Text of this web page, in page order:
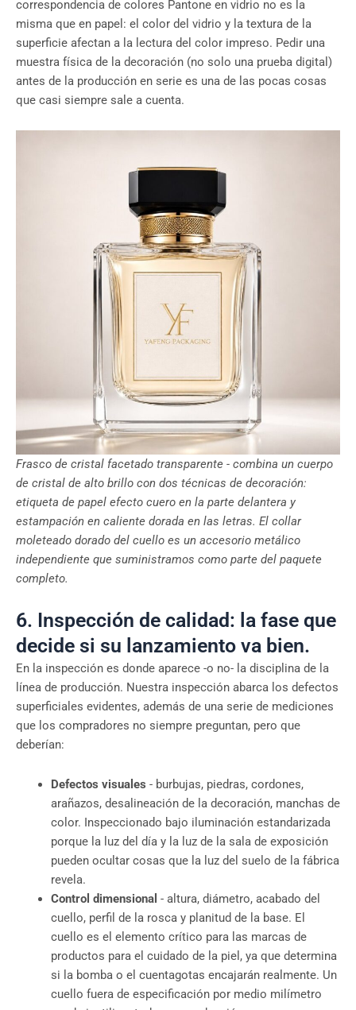
correspondencia de colores Pantone en vidrio no es la
misma que en papel: el color del vidrio y la textura de la
superficie afectan a la lectura del color impreso. Pedir una
muestra física de la decoración (no solo una prueba digital)
antes de la producción en serie es una de las pocas cosas
que casi siempre sale a cuenta.
Frasco de cristal facetado transparente - combina un cuerpo
de cristal de alto brillo con dos técnicas de decoración:
etiqueta de papel efecto cuero en la parte delantera y
estampación en caliente dorada en las letras. El collar
moleteado dorado del cuello es un accesorio metálico
independiente que suministramos como parte del paquete
completo.
6. Inspección de calidad: la fase que
decide si su lanzamiento va bien.
En la inspección es donde aparece -o no- la disciplina de la
línea de producción. Nuestra inspección abarca los defectos
superficiales evidentes, además de una serie de mediciones
que los compradores no siempre preguntan, pero que
deberían:
Defectos visuales - burbujas, piedras, cordones,
arañazos, desalineación de la decoración, manchas de
color. Inspeccionado bajo iluminación estandarizada
porque la luz del día y la luz de la sala de exposición
pueden ocultar cosas que la luz del suelo de la fábrica
revela.
Control dimensional - altura, diámetro, acabado del
cuello, perfil de la rosca y planitud de la base. El
cuello es el elemento crítico para las marcas de
productos para el cuidado de la piel, ya que determina
si la bomba o el cuentagotas encajarán realmente. Un
cuello fuera de especificación por medio milímetro